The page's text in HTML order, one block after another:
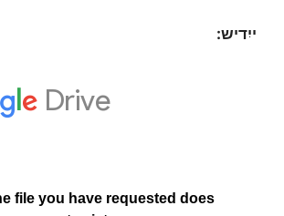
ייִדיש: